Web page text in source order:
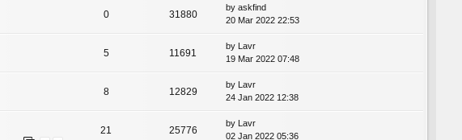
0 31880
by askfind
20 Mar 2022 22:53
5 11691
by
Lavr
19 Mar 2022 07:48
8 12829
by
Lavr
24 Jan 2022 12:38
21 25776
by
Lavr
02 Jan 2022 05:36